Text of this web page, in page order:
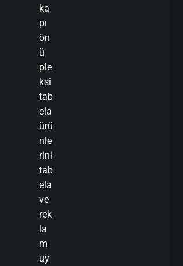
ka
pı
ön
ü
ple
ksi
tab
ela
ürü
nle
rini
tab
ela
ve
rek
la
m
uy